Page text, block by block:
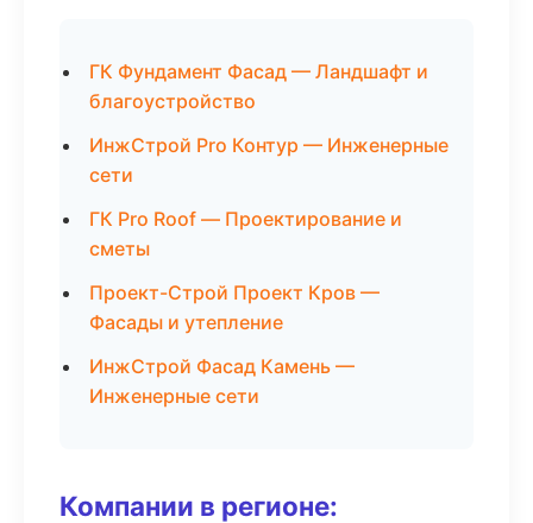
ГК Фундамент Фасад — Ландшафт и
благоустройство
ИнжСтрой Pro Контур — Инженерные
сети
ГК Pro Roof — Проектирование и
сметы
Проект-Строй Проект Кров —
Фасады и утепление
ИнжСтрой Фасад Камень —
Инженерные сети
Компании в регионе: